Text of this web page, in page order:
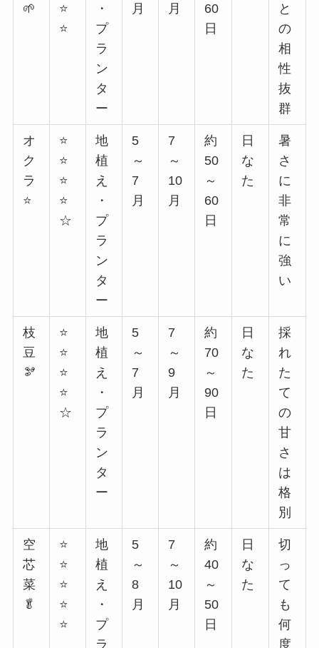
🌱
⭐
⭐
・
プ
ラ
ン
タ
ー
月
月
60
日
と
の
相
性
抜
群
オ
ク
ラ
⭐
⭐
⭐
⭐
⭐
☆
地
植
え
・
プ
ラ
ン
タ
ー
5
～
7
月
7
～
10
月
約
50
～
60
日
日
な
た
暑
さ
に
非
常
に
強
い
枝
豆
🫘
⭐
⭐
⭐
⭐
☆
地
植
え
・
プ
ラ
ン
タ
ー
5
～
7
月
7
～
9
月
約
70
～
90
日
日
な
た
採
れ
た
て
の
甘
さ
は
格
別
空
芯
菜
🥬
⭐
⭐
⭐
⭐
⭐
地
植
え
・
プ
ラ
5
～
8
月
7
～
10
月
約
40
～
50
日
日
な
た
切
っ
て
も
何
度